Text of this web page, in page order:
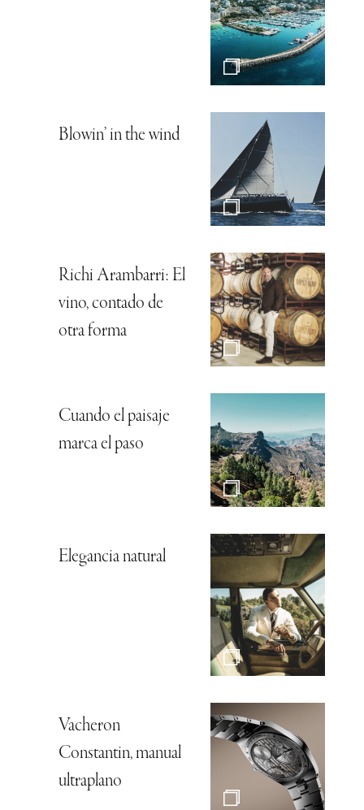
Blowin’ in the wind
Richi Arambarri: El
vino, contado de
otra forma
Cuando el paisaje
marca el paso
Elegancia natural
Vacheron
Constantin, manual
ultraplano